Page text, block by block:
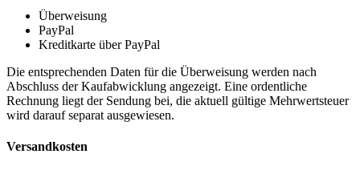
Überweisung
PayPal
Kreditkarte über PayPal
Die entsprechenden Daten für die Überweisung werden nach
Abschluss der Kaufabwicklung angezeigt. Eine ordentliche
Rechnung liegt der Sendung bei, die aktuell gültige Mehrwertsteuer
wird darauf separat ausgewiesen.
Versandkosten